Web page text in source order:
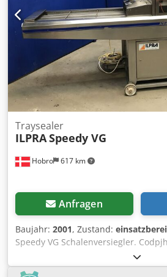
Hobro 617 km
Traysealer
ILPRASpeedy VG
Anfragen
Baujahr: 2001, Zustand:
Speedy VG Schalenversiegler.
Speedy VG. Jahr - 2001. 3x380V,
Maschine - 20cm x 7,6cm. Extra